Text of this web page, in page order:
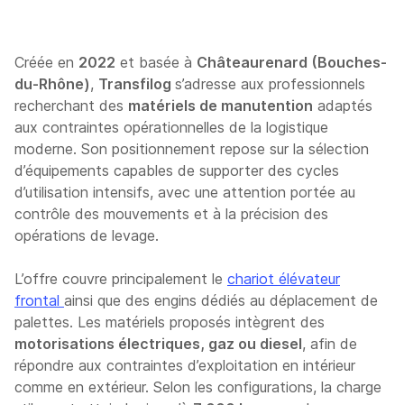
Créée en 2022 et basée à Châteaurenard (Bouches-
du-Rhône), Transfilog s’adresse aux professionnels
recherchant des matériels de manutention adaptés
aux contraintes opérationnelles de la logistique
moderne. Son positionnement repose sur la sélection
d’équipements capables de supporter des cycles
d’utilisation intensifs, avec une attention portée au
contrôle des mouvements et à la précision des
opérations de levage.
L’offre couvre principalement le chariot élévateur
frontal ainsi que des engins dédiés au déplacement de
palettes. Les matériels proposés intègrent des
motorisations électriques, gaz ou diesel, afin de
répondre aux contraintes d’exploitation en intérieur
comme en extérieur. Selon les configurations, la charge